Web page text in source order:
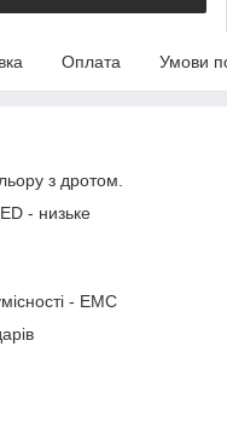
Оплата Умови
з дротом.
- низьке
- EMC